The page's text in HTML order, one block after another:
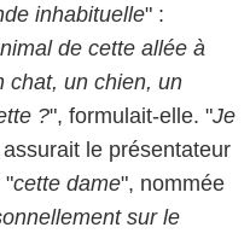
inhabituelle" :
de cette allée à
chat, un chien, un
?", formulait-elle. "Je
le présentateur
"cette dame", nommée
sur le
Les 12 coups